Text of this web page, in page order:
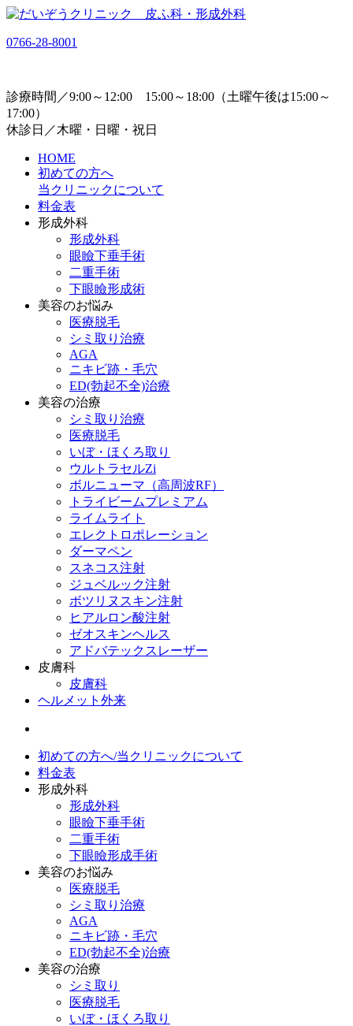
0766-28-8001
診療時間／9:00～12:00 15:00～18:00（土曜午後は15:00～
17:00）
休診日／木曜・日曜・祝日
HOME
初めての方へ
当クリニックについて
料金表
形成外科
形成外科
眼瞼下垂手術
二重手術
下眼瞼形成術
美容のお悩み
医療脱毛
シミ取り治療
AGA
ニキビ跡・毛穴
ED(勃起不全)治療
美容の治療
シミ取り治療
医療脱毛
いぼ・ほくろ取り
ウルトラセルZi
ボルニューマ（高周波RF）
トライビームプレミアム
ライムライト
エレクトロポレーション
ダーマペン
スネコス注射
ジュベルック注射
ボツリヌスキン注射
ヒアルロン酸注射
ゼオスキンヘルス
アドバテックスレーザー
皮膚科
皮膚科
ヘルメット外来
初めての方へ/当クリニックについて
料金表
形成外科
形成外科
眼瞼下垂手術
二重手術
下眼瞼形成手術
美容のお悩み
医療脱毛
シミ取り治療
AGA
ニキビ跡・毛穴
ED(勃起不全)治療
美容の治療
シミ取り
医療脱毛
いぼ・ほくろ取り